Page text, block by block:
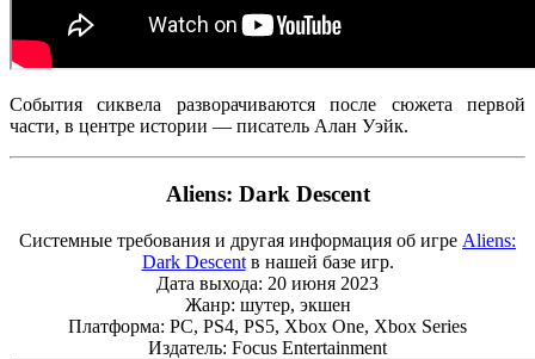
События сиквела разворачиваются после сюжета первой
части, в центре истории — писатель Алан Уэйк.
Aliens: Dark Descent
Системные требования и другая информация об игре Aliens:
Dark Descentв нашей базе игр.
Дата выхода: 20 июня 2023
Жанр: шутер, экшен
Платформа: PC, PS4, PS5, Xbox One, Xbox Series
Издатель: Focus Entertainment